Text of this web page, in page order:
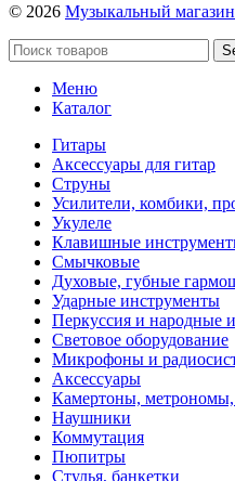
© 2026 Музыкальный
Меню
Каталог
Гитары
Аксессуары для гитар
Струны
Усилители, комбики,
Укулеле
Клавишные
Смычковые
Духовые, губные
Ударные инструменты
Перкуссия и народные
Световое оборудование
Микрофоны и
Аксессуары
Камертоны,
Наушники
Коммутация
Пюпитры
Стулья, банкетки